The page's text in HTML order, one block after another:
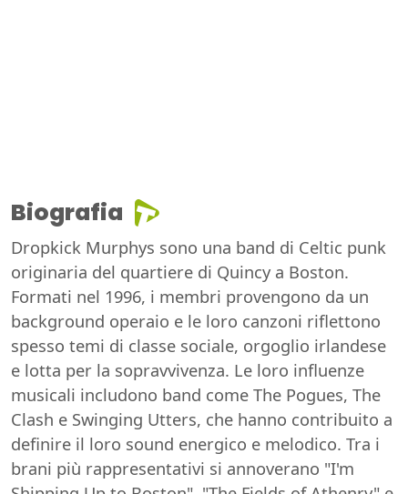
Biografia
Dropkick Murphys sono una band di Celtic punk
originaria del quartiere di Quincy a Boston.
Formati nel 1996, i membri provengono da un
background operaio e le loro canzoni riflettono
spesso temi di classe sociale, orgoglio irlandese
e lotta per la sopravvivenza. Le loro influenze
musicali includono band come The Pogues, The
Clash e Swinging Utters, che hanno contribuito a
definire il loro sound energico e melodico. Tra i
brani più rappresentativi si annoverano "I'm